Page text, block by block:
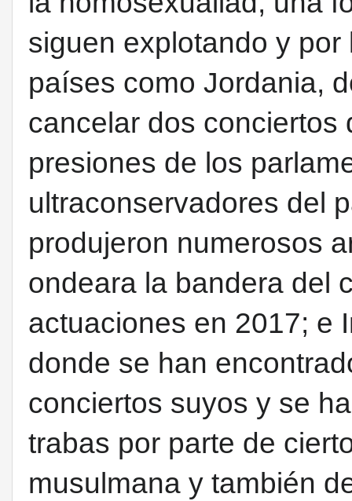
siguen explotando y
países como Jordania,
cancelar dos conciertos
presiones de los
ultraconservadores del
produjeron numerosos
ondeara la bandera del
actuaciones en 2017; e
donde se han
conciertos suyos y se
trabas por parte de
musulmana y también